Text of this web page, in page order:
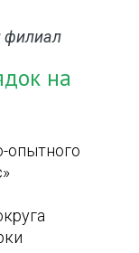
филиал
на
опытного